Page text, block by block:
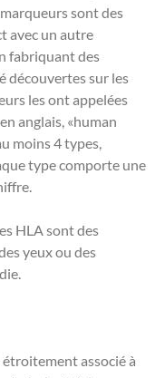
sont des
avec un autre
fabriquant des
découvertes sur les
les ont appelées
anglais, «human
moins 4 types,
type comporte une
HLA sont des
yeux ou des
associé à